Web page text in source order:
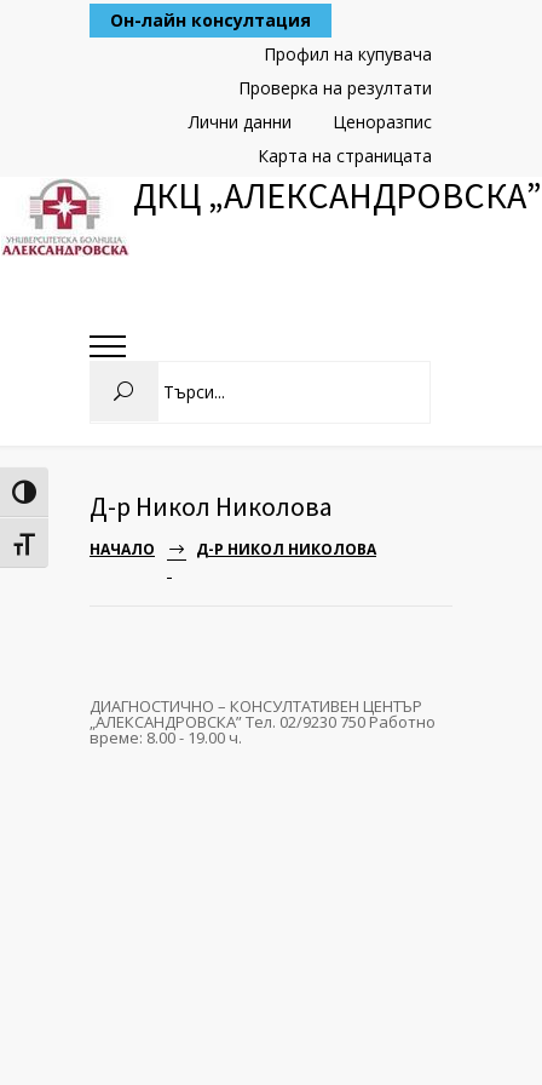
Toggle High Contrast
Toggle Font size
Он-лайн консултация
Профил на купувача
Проверка на резултати
Ценоразпис
Лични данни
Карта на страницата
ДКЦ „АЛЕКСАНДРОВСКА”
Д-р Никол Николова
НАЧАЛО Д-Р НИКОЛ НИКОЛОВА
ДИАГНОСТИЧНО – КОНСУЛТАТИВЕН ЦЕНТЪР
„АЛЕКСАНДРОВСКА” Тел. 02/9230 750 Работно
време: 8.00 - 19.00 ч.